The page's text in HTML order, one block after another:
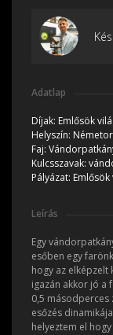
Adatlap
Díjak: Emlősök
Helyszín:
Faj:
Kulcsszavak:
Pályázat: Emlősök
Leírás
Egy
esőben egy
hogy az elképzelt
igazán akkor jó a
0,5 másodperces
esőzés
helyeztem el